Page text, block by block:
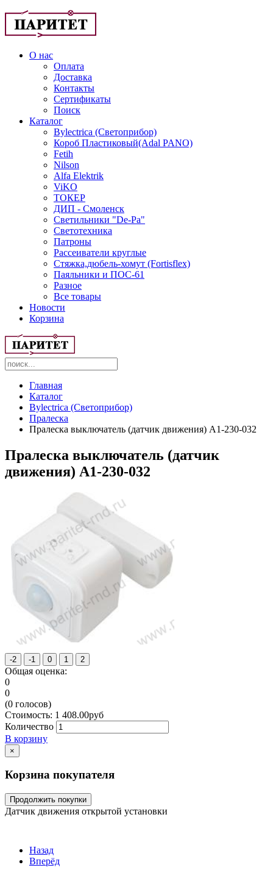
О нас
Оплата
Доставка
Контакты
Сертификаты
Поиск
Каталог
Bylectrica (Светоприбор)
Короб Пластиковый(Adal PANO)
Fetih
Nilson
Alfa Elektrik
ViKO
ТОКЕР
ДИП - Смоленск
Светильники "De-Pa"
Светотехника
Патроны
Рассеиватели круглые
Стяжка,дюбель-хомут (Fortisflex)
Паяльники и ПОС-61
Разное
Все товары
Новости
Корзина
Главная
Каталог
Bylectrica (Светоприбор)
Пралеска
Пралеска выключатель (датчик движения) А1-230-032
Пралеска выключатель (датчик
движения) А1-230-032
Общая оценка:
0
0
(0 голосов)
Стоимость: 1 408.00руб
Количество
В корзину
×
Корзина покупателя
Продолжить покупки
Датчик движения открытой установки
Назад
Вперёд